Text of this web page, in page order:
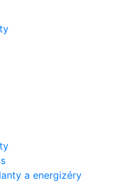
a energizéry